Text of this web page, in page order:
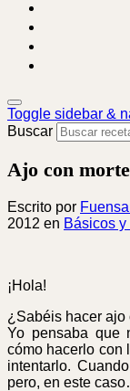
Toggle sidebar &
Buscar
Ajo con
Escrito por
2012 en Básicos
¡Hola!
¿Sabéis hacer ajo
Yo pensaba que
cómo hacerlo con
intentarlo.
pero, en este